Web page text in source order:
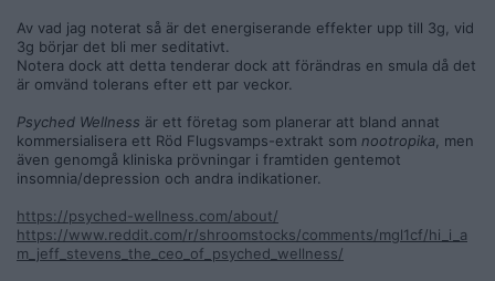
Av vad jag noterat så är det energiserande effekter upp till 3g, vid
3g börjar det bli mer seditativt.
Notera dock att detta tenderar dock att förändras en smula då det
är omvänd tolerans efter ett par veckor.
Psyched Wellness är ett företag som planerar att bland annat
kommersialisera ett Röd Flugsvamps-extrakt som nootropika , men
även genomgå kliniska prövningar i framtiden gentemot
insomnia/depression och andra indikationer.
https://psyched-wellness.com/about/
https://www.reddit.com/r/shroomstocks/comments/mgl1cf/hi_i_a
m_jeff_stevens_the_ceo_of_psyched_wellness/